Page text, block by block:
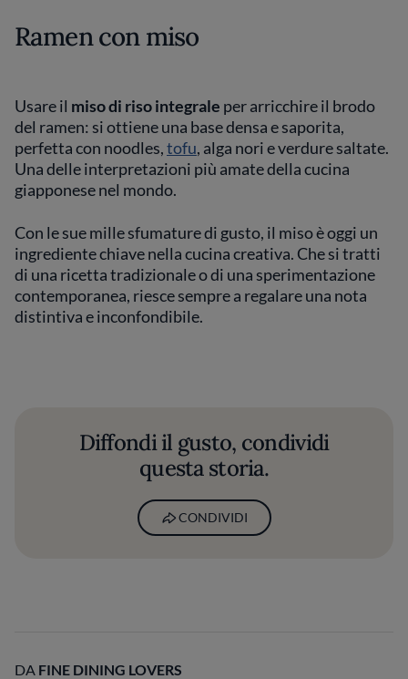
Ramen con miso
Usare il miso di riso integrale per arricchire il brodo
del ramen: si ottiene una base densa e saporita,
perfetta con noodles,tofu, alga nori e verdure saltate.
Una delle interpretazioni più amate della cucina
giapponese nel mondo.
Con le sue mille sfumature di gusto, il miso è oggi un
ingrediente chiave nella cucina creativa. Che si tratti
di una ricetta tradizionale o di una sperimentazione
contemporanea, riesce sempre a regalare una nota
distintiva e inconfondibile.
Diffondi il gusto, condividi
questa storia.
CONDIVIDI
DA FINE DINING LOVERS